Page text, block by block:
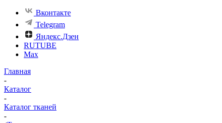
Вконтакте
Telegram
Яндекс.Дзен
RUTUBE
Max
Главная
-
Каталог
-
Каталог тканей
-